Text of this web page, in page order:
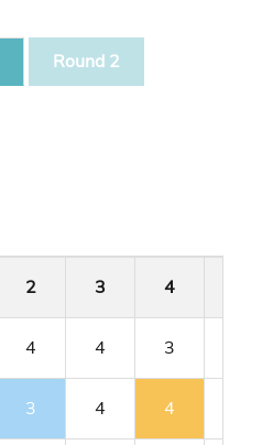
Round 2
2 3 4
4 4 3
3 4 4